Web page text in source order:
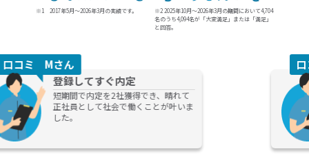
※1 2017年5月～2026年3月の実績です。
※2 2025年10月～2026年3月の期間において4,704
名のうち4,094名が「大変満足」または「満足」
と回答。
キャリア相談
担当の方がとても熱心に話を聞いてく
れる方で、今後のキャリアプランなど
口コミ Dさん